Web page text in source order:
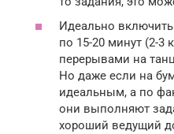
Идеально
по 15-20 минут (2-3
перерывами на
Но даже если на
идеальным, а по
они выполняют
хороший ведущий